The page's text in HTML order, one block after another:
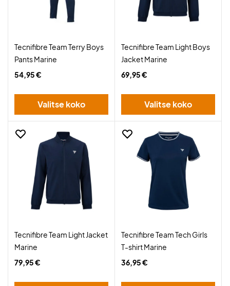
Tecnifibre Team Terry Boys
Pants Marine
54,95 €
Valitse koko
Tecnifibre Team Light Boys
Jacket Marine
69,95 €
Valitse koko
Tecnifibre Team Light Jacket
Marine
79,95 €
Tecnifibre Team Tech Girls
T-shirt Marine
36,95 €